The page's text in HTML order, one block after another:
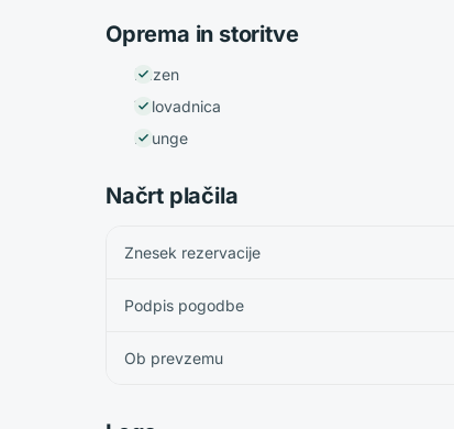
Oprema in storitve
Bazen
Telovadnica
Lounge
Načrt plačila
Znesek rezervacije
Podpis pogodbe
Ob prevzemu